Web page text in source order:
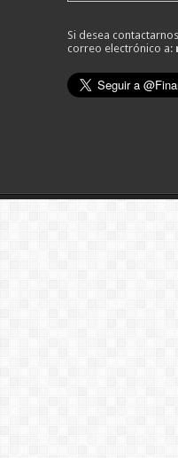
Si desea
correo electrónico a: